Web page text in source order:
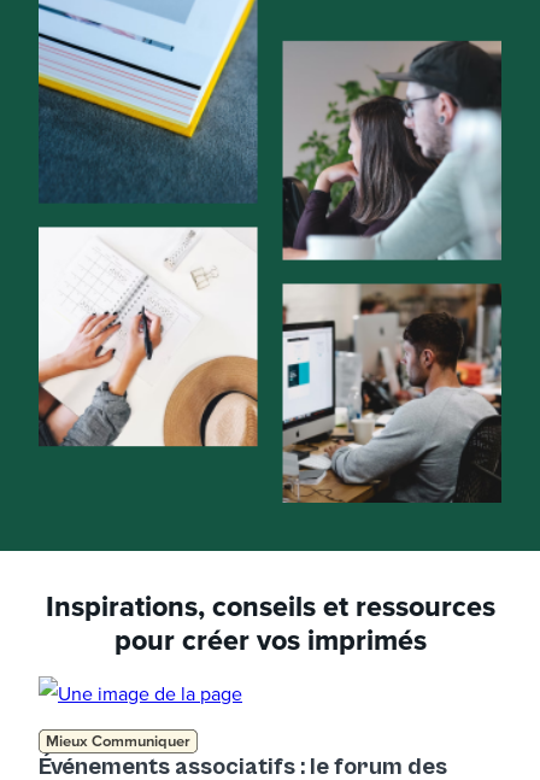
Inspirations, conseils et ressources
pour créer vos imprimés
Mieux Communiquer
Événements associatifs : le forum des